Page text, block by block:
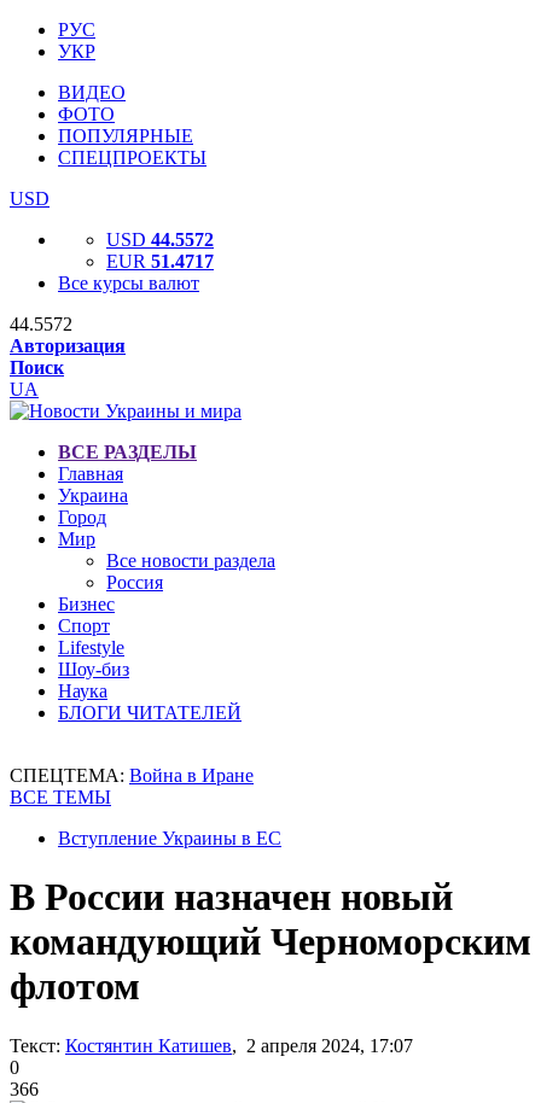
РУС
УКР
ВИДЕО
ФОТО
ПОПУЛЯРНЫЕ
СПЕЦПРОЕКТЫ
USD
USD 44.5572
EUR 51.4717
Все курсы валют
44.5572
Авторизация
Поиск
UA
ВСЕ РАЗДЕЛЫ
Главная
Украина
Город
Мир
Все новости раздела
Россия
Бизнес
Спорт
Lifestyle
Шоу-биз
Наука
БЛОГИ ЧИТАТЕЛЕЙ
СПЕЦТЕМА: Война в Иране
ВСЕ ТЕМЫ
Вступление Украины в ЕС
В России назначен новый
командующий Черноморским
флотом
Текст: Костянтин Катишев, 2 апреля 2024, 17:07
0
366